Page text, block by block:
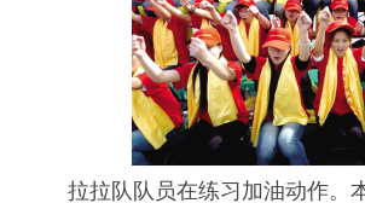
拉拉队队员在练习加油动作。